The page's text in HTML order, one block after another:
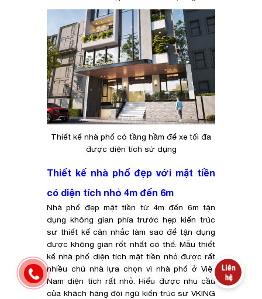
Thiết kế nhà phố có tầng hầm để xe tối đa
được diện tích sử dụng
Thiết kế nhà phố đẹp với mặt tiền
có diện tích nhỏ 4m đến 6m
Nhà phố đẹp mặt tiền từ 4m đến 6m tận
dụng không gian phía trước hẹp kiến trúc
sư thiết kế cân nhắc làm sao để tận dụng
được không gian rốt nhất có thể. Mẫu thiết
kế nhà phố diện tích mặt tiền nhỏ được rất
nhiều chủ nhà lựa chọn vì nhà phố ở Việt
Nam diện tích rất nhỏ. Hiểu được nhu cầu
của khách hàng đội ngũ kiến trúc sư VKING